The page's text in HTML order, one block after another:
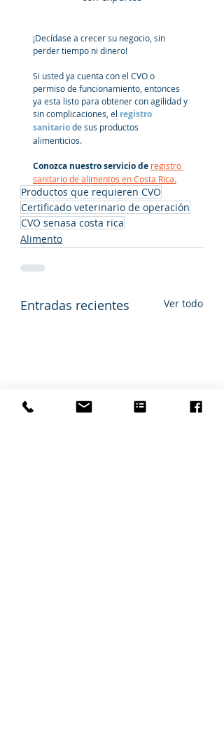
¡Decídase a crecer su negocio, sin
perder tiempo ni dinero!
Si usted ya cuenta con el CVO o
permiso de funcionamiento, entonces
ya esta listo para obtener con agilidad y
sin complicaciones, el registro
sanitario de sus productos
alimenticios.
Conozca nuestro servicio de registro
sanitario de alimentos en Costa Rica.
Productos que requieren CVO
Certificado veterinario de operación
CVO senasa costa rica
Alimento
Entradas recientes Ver todo